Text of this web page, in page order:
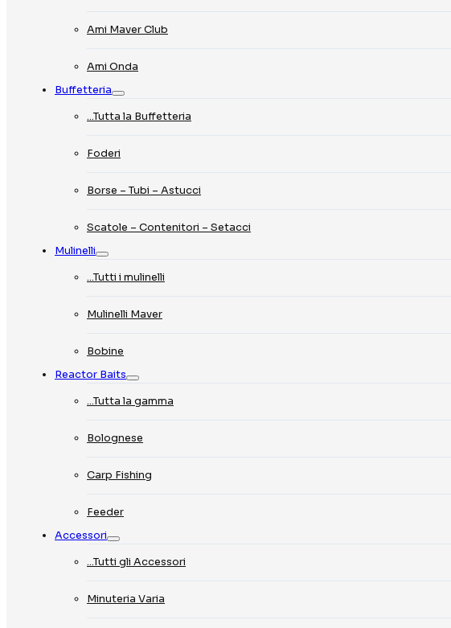
Ami Maver Club
Ami Onda
Buffetteria
…Tutta la Buffetteria
Foderi
Borse – Tubi – Astucci
Scatole – Contenitori – Setacci
Mulinelli
…Tutti i mulinelli
Mulinelli Maver
Bobine
Reactor Baits
…Tutta la gamma
Bolognese
Carp Fishing
Feeder
Accessori
…Tutti gli Accessori
Minuteria Varia